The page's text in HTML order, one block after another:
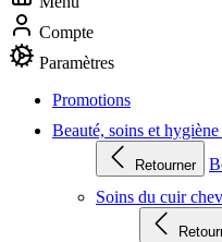
Compte
Paramètres
Promotions
Beauté, soins et hygiène
Retourner
Soins du cuir